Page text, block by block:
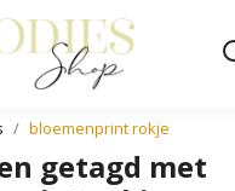
bloemenprint rokje
getagd met